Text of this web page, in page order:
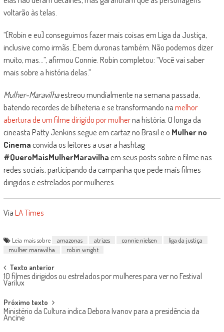
voltarão às telas.
“[Robin e eu] conseguimos fazer mais coisas em Liga da Justiça,
inclusive como irmãs. E bem duronas também. Não podemos dizer
muito, mas…”, afirmou Connie. Robin completou: “Você vai saber
mais sobre a história delas.”
Mulher-Maravilhaestreou mundialmente na semana passada,
batendo recordes de bilheteria e se transformando namelhor
abertura de um filme dirigido por mulherna história. O longa da
cineasta Patty Jenkins segue em cartaz no Brasil e o Mulher no
Cinemaconvida os leitores a usar a hashtag
#QueroMaisMulherMaravilhaem seus posts sobre o filme nas
redes sociais, participando da campanha que pede mais filmes
dirigidos e estrelados por mulheres.
ViaLA Times
Leia mais sobre amazonas atrizes connie nielsen
liga da justiça
mulher maravilha
robin wright
Post
navigation
Texto anterior
10 filmes dirigidos ou estrelados por mulheres para ver no Festival
Varilux
Próximo texto
Ministério da Cultura indica Debora Ivanov para a presidência da
Ancine